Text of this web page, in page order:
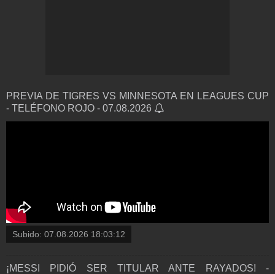
PREVIA DE TIGRES VS MINNESOTA EN LEAGUES CUP
- TELÉFONO ROJO - 07.08.2026
Subido: 07.08.2026 18:03:12
¡MESSI PIDIÓ SER TITULAR ANTE RAYADOS! -